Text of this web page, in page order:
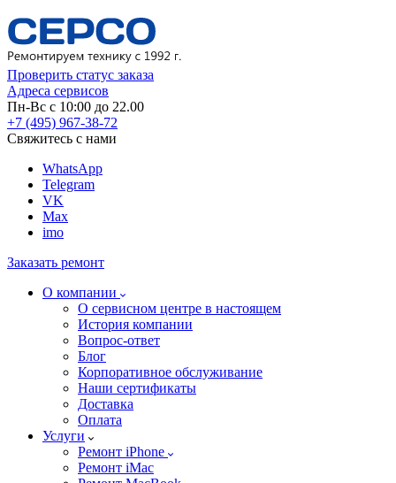
Проверить статус заказа
Адреса сервисов
Пн-Вс с 10:00 до 22.00
+7 (495) 967-38-72
Свяжитесь с нами
WhatsApp
Telegram
VK
Max
imo
Заказать ремонт
О компании
О сервисном центре в настоящем
История компании
Вопрос-ответ
Блог
Корпоративное обслуживание
Наши сертификаты
Доставка
Оплата
Услуги
Ремонт iPhone
Ремонт iMac